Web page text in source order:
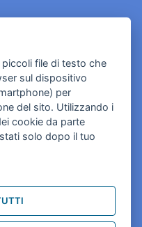
file di testo che
sul dispositivo
per
del sito. Utilizzando i
cookie da parte
solo dopo il tuo